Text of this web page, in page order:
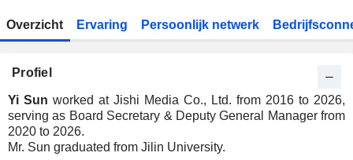
Overzicht Ervaring Persoonlijk netwerk
Profiel
Yi Sun worked at Jishi Media Co., Ltd. from 2016 to 2026,
serving as Board Secretary & Deputy General Manager from
2020 to 2026.
Mr. Sun graduated from Jilin University.